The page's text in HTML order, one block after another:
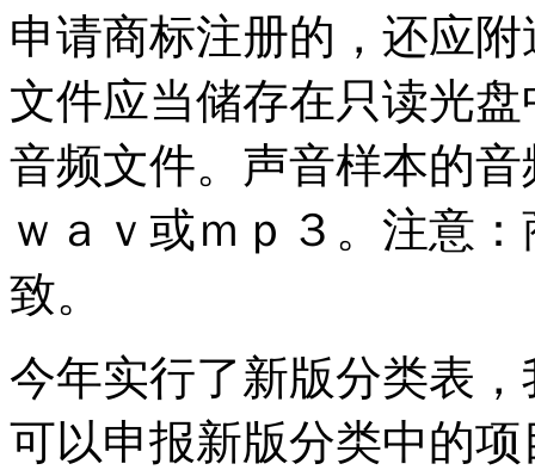
申请商标注册的，还应
文件应当储存在只读光
音频文件。声音样本的
ｗａｖ或ｍｐ３。注意
致。
今年实行了新版分类表
可以申报新版分类中的